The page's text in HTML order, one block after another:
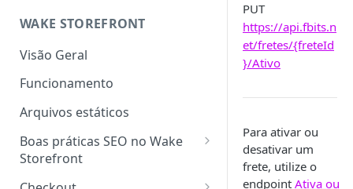
WAKE STOREFRONT
Visão Geral
Funcionamento
Arquivos estáticos
Boas práticas SEO no Wake
Storefront
Boas Práticas para Upload de
PUT
https://api.fbits.n
et/fretes/{freteId
}/Ativo
Para ativar ou
desativar um
frete, utilize o
endpoint Ativa ou